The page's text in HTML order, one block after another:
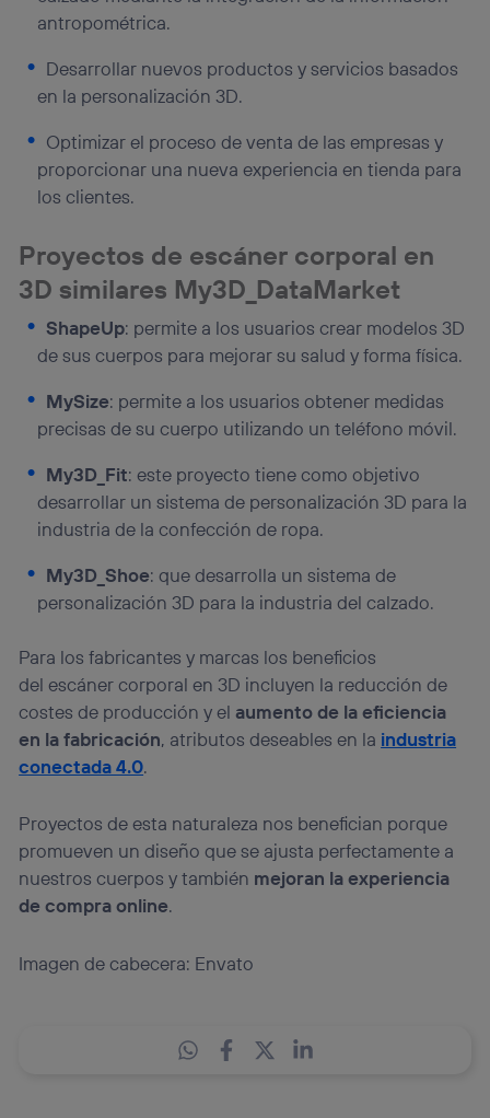
antropométrica.
Desarrollar nuevos productos y servicios basados
en la personalización 3D.
Optimizar el proceso de venta de las empresas y
proporcionar una nueva experiencia en tienda para
los clientes.
Proyectos de escáner corporal en
3D similares My3D_DataMarket
ShapeUp: permite a los usuarios crear modelos 3D
de sus cuerpos para mejorar su salud y forma física.
MySize: permite a los usuarios obtener medidas
precisas de su cuerpo utilizando un teléfono móvil.
My3D_Fit: este proyecto tiene como objetivo
desarrollar un sistema de personalización 3D para la
industria de la confección de ropa.
My3D_Shoe: que desarrolla un sistema de
personalización 3D para la industria del calzado.
Para los fabricantes y marcas los beneficios
del escáner corporal en 3D incluyen la reducción de
costes de producción y el aumento de la eficiencia
en la fabricación, atributos deseables en la industria
conectada 4.0.
Proyectos de esta naturaleza nos benefician porque
promueven un diseño que se ajusta perfectamente a
nuestros cuerpos y también mejoran la experiencia
de compra online.
Imagen de cabecera: Envato